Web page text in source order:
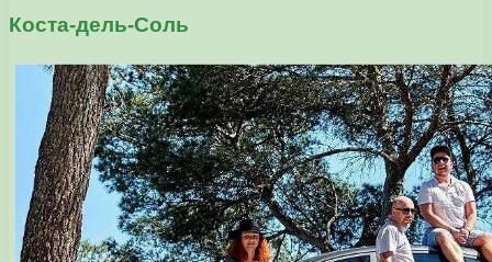
Коста-дель-Соль